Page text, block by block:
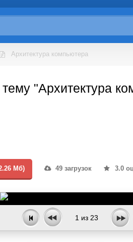
Архитектура компьютера
"Архитектура
Мб) 49 загрузок 3.0
1 из 23